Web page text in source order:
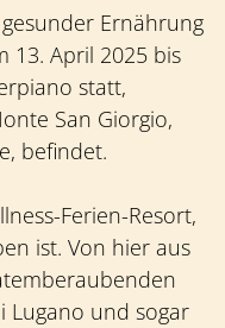
Ernährung
13. April 2025 bis
statt,
San Giorgio,
befindet.
Ferien-Resort,
ist. Von hier aus
Lugano und sogar